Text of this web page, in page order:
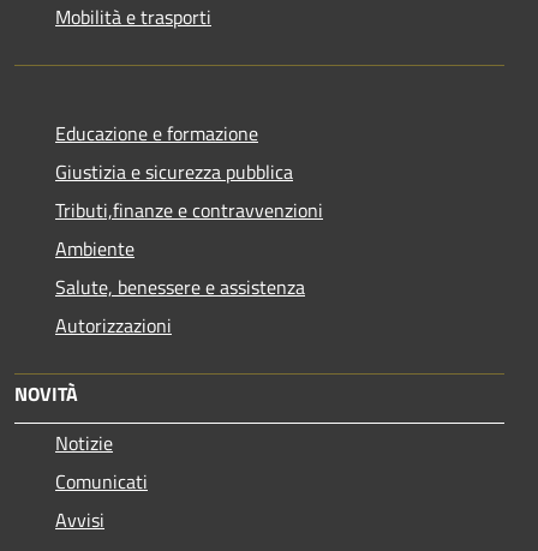
Mobilità e trasporti
Educazione e formazione
Giustizia e sicurezza pubblica
Tributi,finanze e contravvenzioni
Ambiente
Salute, benessere e assistenza
Autorizzazioni
NOVITÀ
Notizie
Comunicati
Avvisi